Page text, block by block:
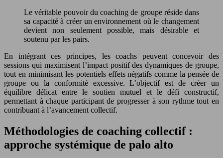
Le véritable pouvoir du coaching de groupe réside dans
sa capacité à créer un environnement où le changement
devient non seulement possible, mais désirable et
soutenu par les pairs.
En intégrant ces principes, les coachs peuvent concevoir des
sessions qui maximisent l’impact positif des dynamiques de groupe,
tout en minimisant les potentiels effets négatifs comme la pensée de
groupe ou la conformité excessive. L’objectif est de créer un
équilibre délicat entre le soutien mutuel et le défi constructif,
permettant à chaque participant de progresser à son rythme tout en
contribuant à l’avancement collectif.
Méthodologies de coaching collectif :
approche systémique de palo alto